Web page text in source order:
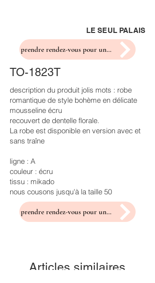
LE SEUL PALAIS
prendre rendez-vous pour un essayage
TO-1823T
description du produit jolis mots : robe
romantique de style bohème en délicate
mousseline écru
recouvert de dentelle florale.
La robe est disponible en version avec et
sans traîne
ligne : A
couleur : écru
tissu : mikado
nous cousons jusqu'à la taille 50
prendre rendez-vous pour un essayage
Articles similaires